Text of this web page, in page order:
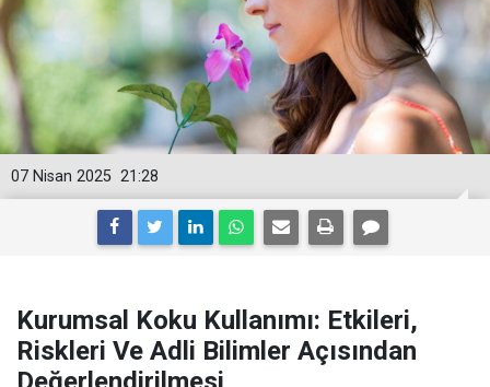
21:28
07 Nisan 2025
Kurumsal Koku Kullanımı: Etkileri,
Riskleri Ve Adli Bilimler Açısından